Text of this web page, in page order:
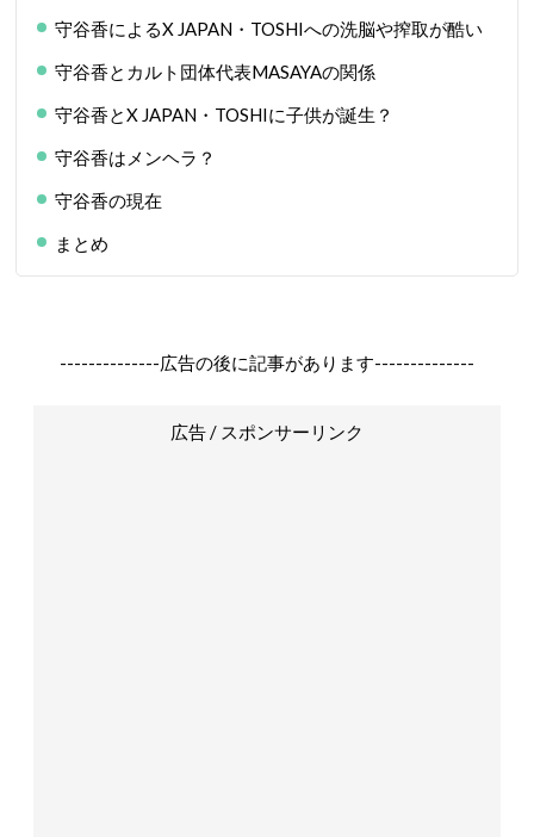
守谷香によるX JAPAN・TOSHIへの洗脳や搾取が酷い
守谷香とカルト団体代表MASAYAの関係
守谷香とX JAPAN・TOSHIに子供が誕生？
守谷香はメンヘラ？
守谷香の現在
まとめ
--------------広告の後に記事があります--------------
広告 / スポンサーリンク